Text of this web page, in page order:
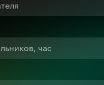
час